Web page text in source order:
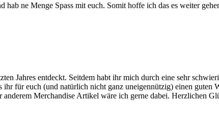
hab ne Menge Spass mit euch. Somit hoffe ich das es weiter
Jahres entdeckt. Seitdem habt ihr mich durch eine sehr
für euch (und natürlich nicht ganz uneigennützig) einen guten
Merchandise Artikel wäre ich gerne dabei. Herzlichen